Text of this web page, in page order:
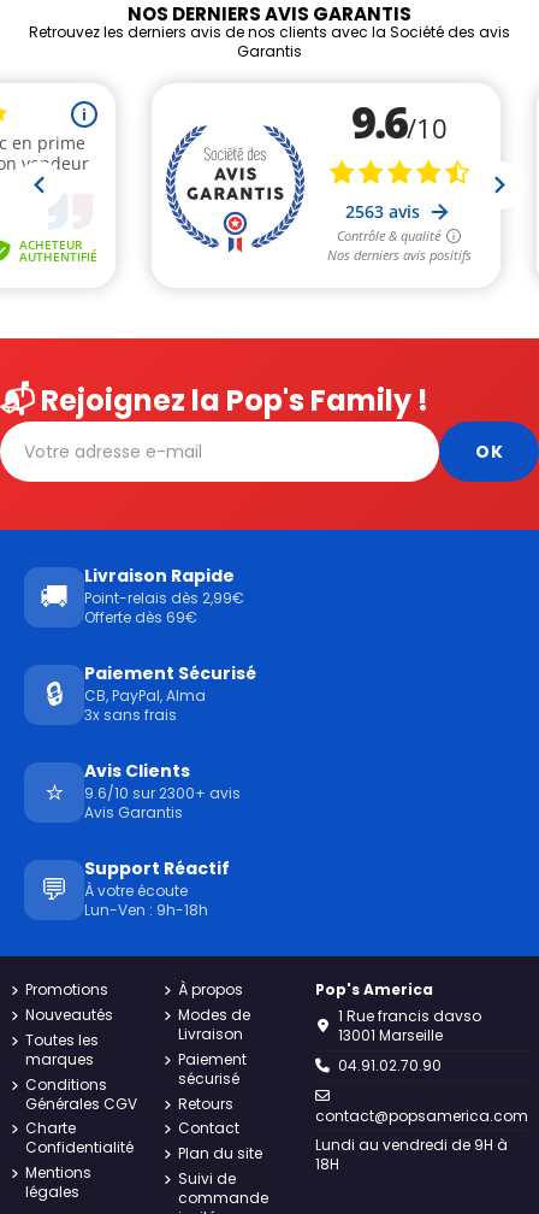
NOS DERNIERS AVIS GARANTIS
Retrouvez les derniers avis de nos clients avec la Société des avis
Garantis
📬 Rejoignez la Pop's Family !
🚚
Livraison Rapide
Point-relais dès 2,99€
Offerte dès 69€
🔒
Paiement Sécurisé
CB, PayPal, Alma
3x sans frais
⭐
Avis Clients
9.6/10 sur 2300+ avis
Avis Garantis
💬
Support Réactif
À votre écoute
Lun-Ven : 9h-18h
Promotions
Nouveautés
Toutes les
marques
Conditions
Générales CGV
Charte
Confidentialité
Mentions
légales
À propos
Modes de
Livraison
Paiement
sécurisé
Retours
Contact
Plan du site
Suivi de
commande
Pop's America
1 Rue francis davso
13001 Marseille
04.91.02.70.90
contact@popsamerica.com
Lundi au vendredi de 9H à
18H